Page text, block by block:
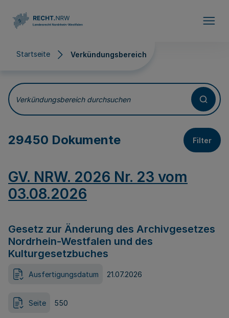
Startseite Verkündungsbereich
Verkündungsbereich
Verkündungsbereich durchsuchen
29450 Dokumente Filter
GV. NRW. 2026 Nr. 23 vom
03.08.2026
Gesetz zur Änderung des Archivgesetzes
Nordrhein-Westfalen und des
Kulturgesetzbuches
Ausfertigungsdatum 21.07.2026
Seite 550